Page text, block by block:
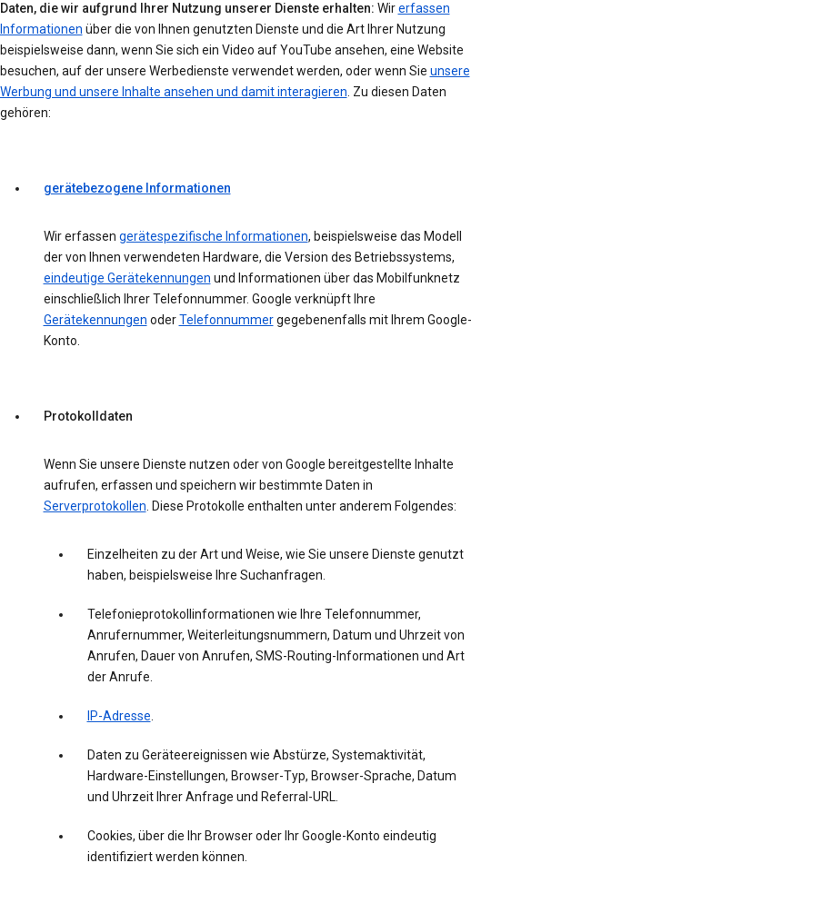
Daten, die wir aufgrund Ihrer Nutzung unserer Dienste erhalten: Wirerfassen
Informationen über die von Ihnen genutzten Dienste und die Art Ihrer Nutzung
beispielsweise dann, wenn Sie sich ein Video auf YouTube ansehen, eine Website
besuchen, auf der unsere Werbedienste verwendet werden, oder wenn Sie unsere
Werbung und unsere Inhalte ansehen und damit interagieren. Zu diesen Daten
gehören:
gerätebezogene Informationen
Wir erfassen gerätespezifische Informationen, beispielsweise das Modell
der von Ihnen verwendeten Hardware, die Version des Betriebssystems,
eindeutige Gerätekennungen und Informationen über das Mobilfunknetz
einschließlich Ihrer Telefonnummer. Google verknüpft Ihre
Gerätekennungen oderTelefonnummergegebenenfalls mit Ihrem Google-
Konto.
Protokolldaten
Wenn Sie unsere Dienste nutzen oder von Google bereitgestellte Inhalte
aufrufen, erfassen und speichern wir bestimmte Daten in
Serverprotokollen. Diese Protokolle enthalten unter anderem Folgendes:
Einzelheiten zu der Art und Weise, wie Sie unsere Dienste genutzt
haben, beispielsweise Ihre Suchanfragen.
Telefonieprotokollinformationen wie Ihre Telefonnummer,
Anrufernummer, Weiterleitungsnummern, Datum und Uhrzeit von
Anrufen, Dauer von Anrufen, SMS-Routing-Informationen und Art
der Anrufe.
IP-Adresse.
Daten zu Geräteereignissen wie Abstürze, Systemaktivität,
Hardware-Einstellungen, Browser-Typ, Browser-Sprache, Datum
und Uhrzeit Ihrer Anfrage und Referral-URL.
Cookies, über die Ihr Browser oder Ihr Google-Konto eindeutig
identifiziert werden können.